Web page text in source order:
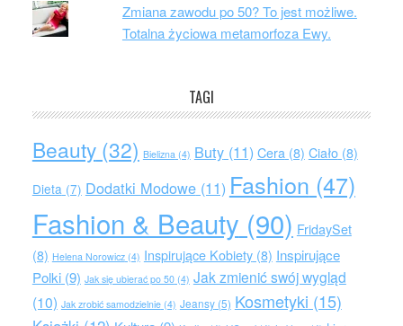
Zmiana zawodu po 50? To jest możliwe.
Totalna życiowa metamorfoza Ewy.
TAGI
Beauty(32) Bielizna (4) Buty(11) Cera (8) Ciało(8)
Dieta (7) Dodatki Modowe(11) Fashion (47)
Fashion & Beauty (90) FridaySet
(8) Helena Norowicz(4) Inspirujące Kobiety(8) Inspirujące
Polki(9) Jak się ubierać po 50(4) Jak zmienić swój wygląd
(10) Jak zrobić samodzielnie(4) Jeansy(5) Kosmetyki (15)